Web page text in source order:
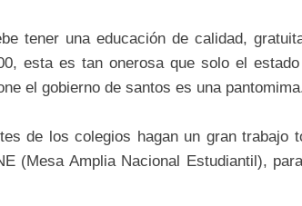
tener una educación de calidad,
esta es tan onerosa que solo el
el gobierno de santos es una
de los colegios hagan un gran trabajo
(Mesa Amplia Nacional Estudiantil),